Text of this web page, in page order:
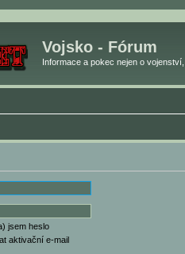
Vojsko - Fórum
Informace a pokec nejen o
jsem heslo
aktivační e-mail